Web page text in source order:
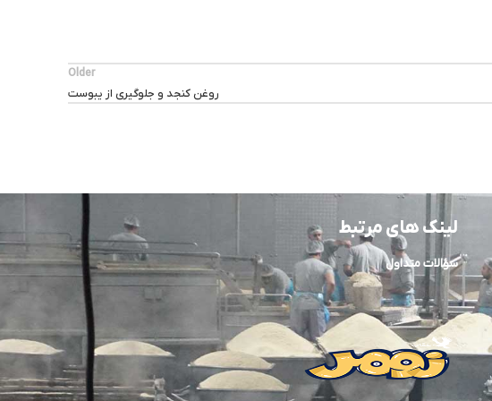
Older
روغن کنجد و جلوگیری از یبوست
لینک های مرتبط
سؤالات متداول